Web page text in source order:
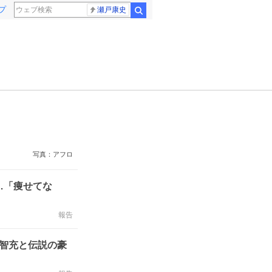
瀬戸康史
写真：アフロ
「痩せてな
報告
充と伝説の豪